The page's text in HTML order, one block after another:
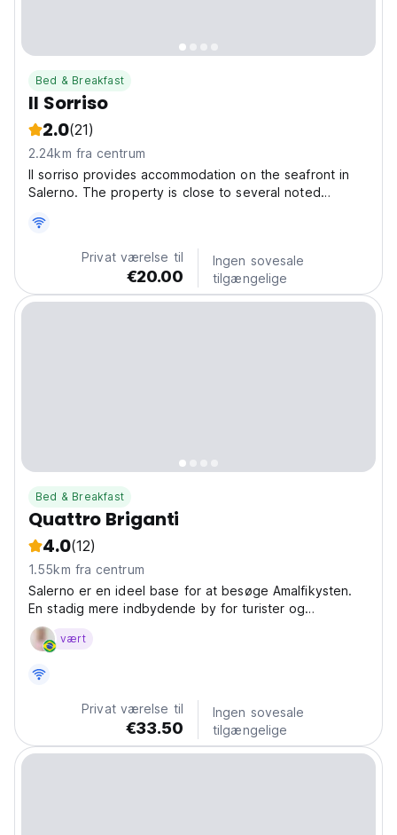
Bed & Breakfast
Il Sorriso
2.0(21)
2.24km fra centrum
Il sorriso provides accommodation on the seafront in
Salerno. The property is close to several noted
the historic Duomo where, among other things, in its
crypt there are the relics of one of the twelve...
Privat værelse til
€20.00
Ingen sovesale
tilgængelige
Bed & Breakfast
Quattro Briganti
4.0(12)
1.55km fra centrum
Salerno er en ideel base for at besøge Amalfikysten.
En stadig mere indbydende by for turister og
besøgende fra hele verden!!
vært
Privat værelse til
€33.50
Ingen sovesale
tilgængelige